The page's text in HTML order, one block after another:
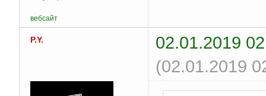
вебсайт
P.Y.
02.01.2019
(02.01.2019